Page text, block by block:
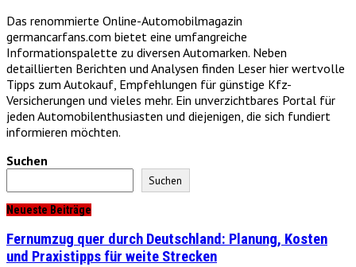
Das renommierte Online-Automobilmagazin
germancarfans.com bietet eine umfangreiche
Informationspalette zu diversen Automarken. Neben
detaillierten Berichten und Analysen finden Leser hier wertvolle
Tipps zum Autokauf, Empfehlungen für günstige Kfz-
Versicherungen und vieles mehr. Ein unverzichtbares Portal für
jeden Automobilenthusiasten und diejenigen, die sich fundiert
informieren möchten.
Suchen
Suchen
Neueste Beiträge
Fernumzug quer durch Deutschland: Planung, Kosten
und Praxistipps für weite Strecken